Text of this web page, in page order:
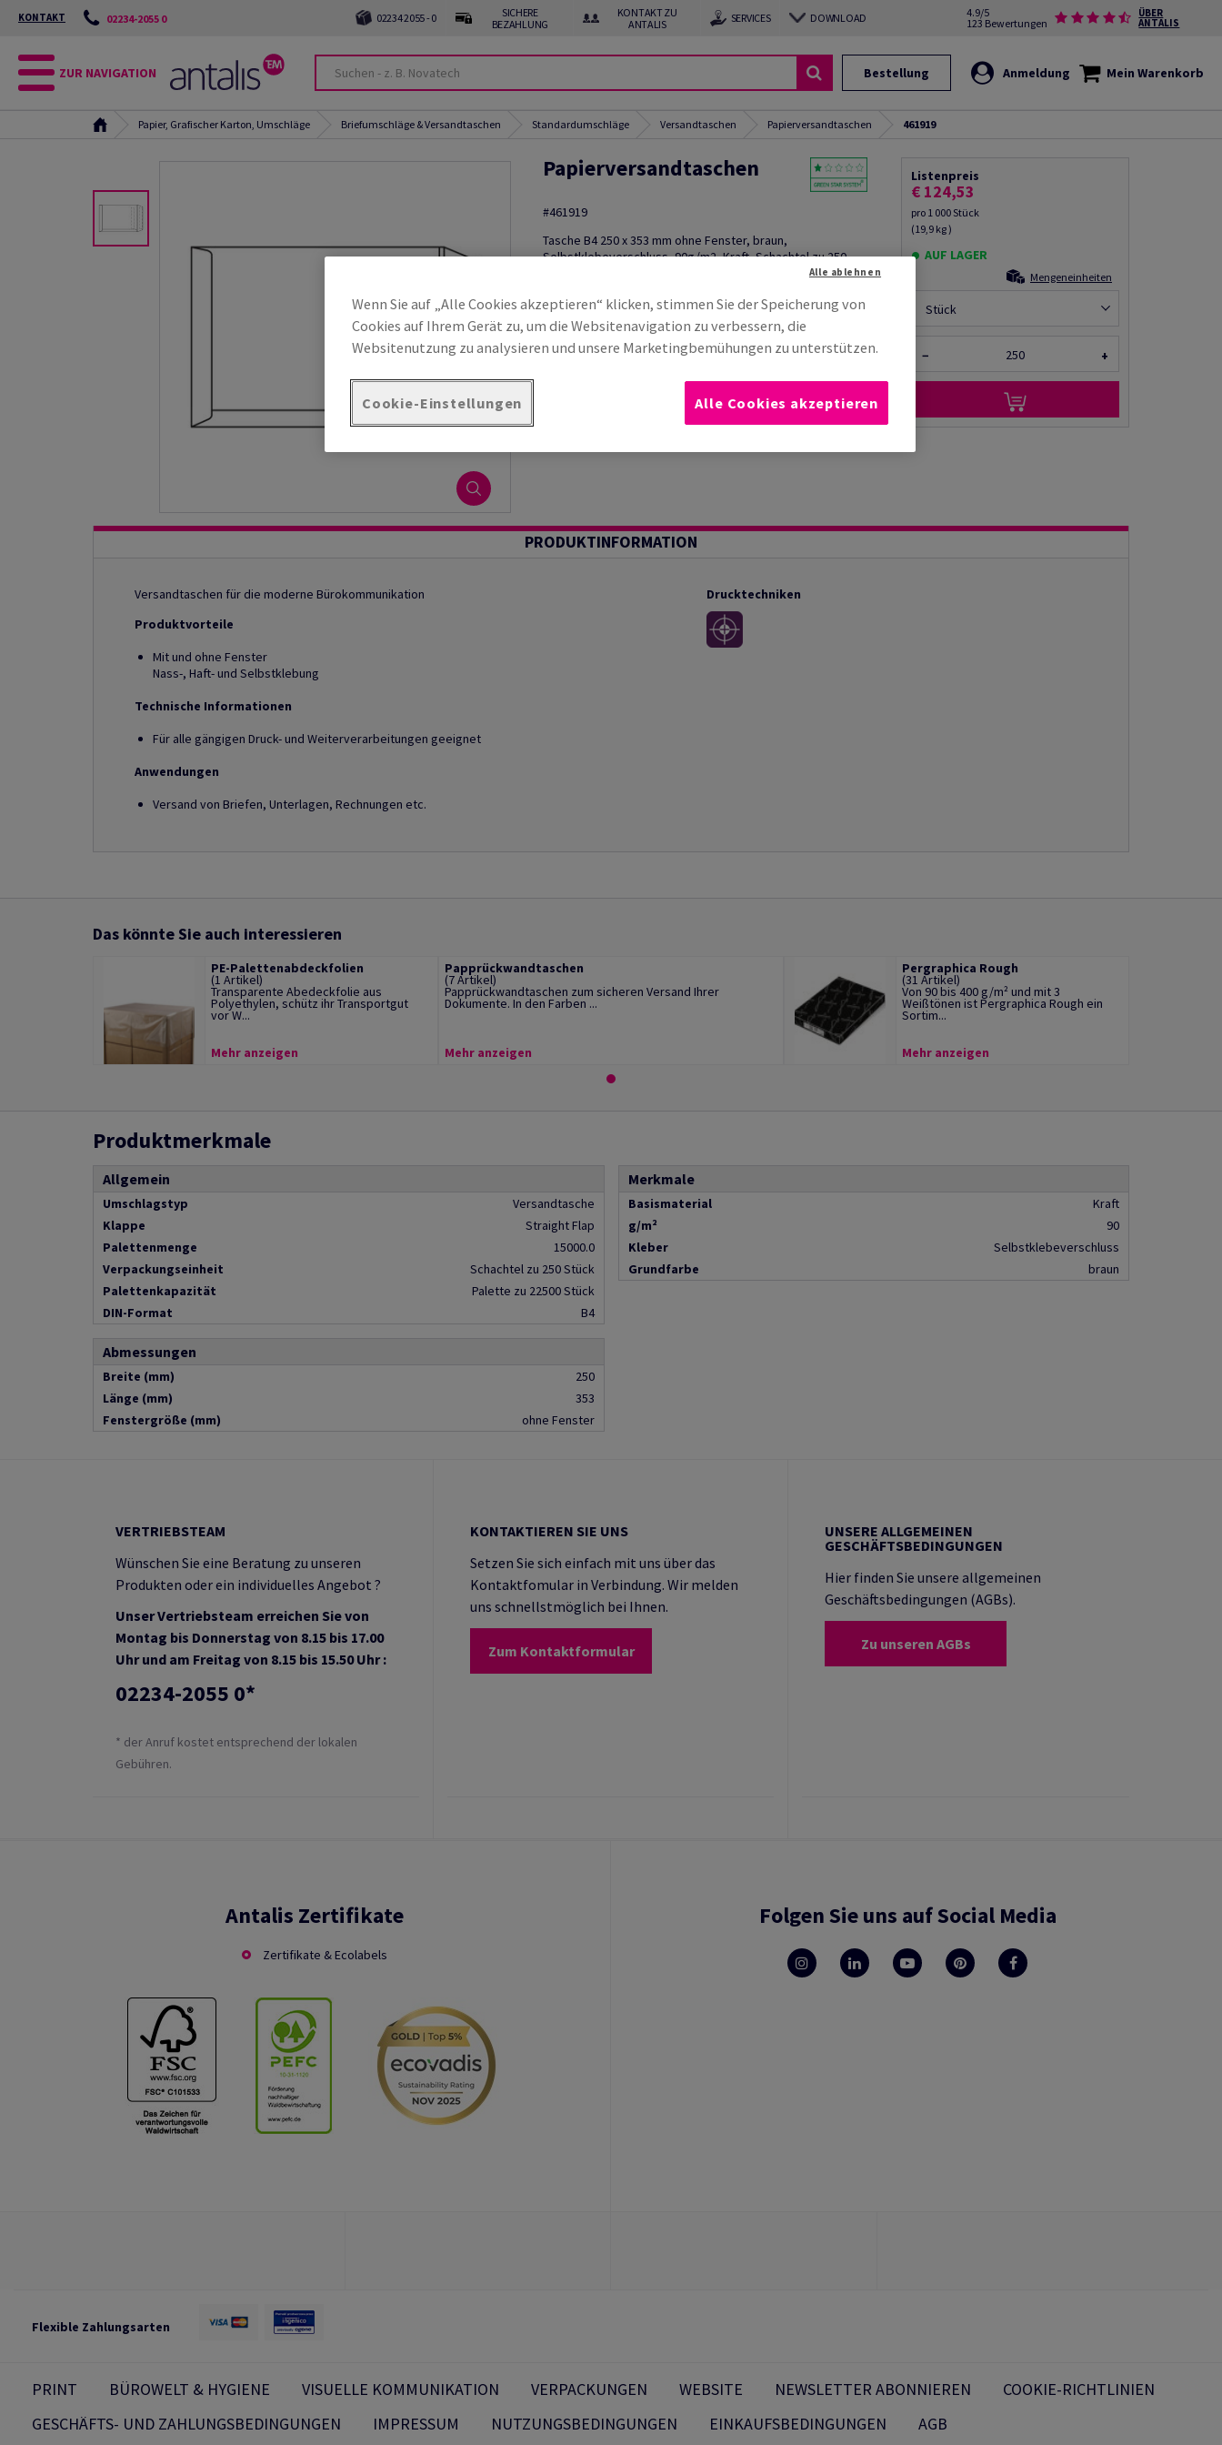
KONTAKT 02234-2055 0 02234 2055 - 0
SICHERE
BEZAHLUNG
KONTAKT ZU
ANTALIS
SERVICES DOWNLOAD
4.9/5
123 Bewertungen
ÜBER
ANTALIS
ZUR NAVIGATION Bestellung Anmeldung Mein Warenkorb
Papier, Grafischer Karton, Umschläge Briefumschläge & Versandtaschen Standardumschläge Versandtaschen Papierversandtaschen 461919
Papierversandtaschen
#461919
Tasche B4 250 x 353 mm ohne Fenster, braun,
Selbstklebeverschluss, 90g/m2, Kraft, Schachtel zu 250
Produktinformation
Produkt weiterempfehlen
Listenpreis
€ 124,53
pro 1 000 Stück
(19,9 kg )
AUF LAGER
Mengeneinheiten
Stück
− +
PRODUKTINFORMATION
Versandtaschen für die moderne Bürokommunikation
Produktvorteile
Mit und ohne Fenster
Nass-, Haft- und Selbstklebung
Technische Informationen
Für alle gängigen Druck- und Weiterverarbeitungen geeignet
Anwendungen
Versand von Briefen, Unterlagen, Rechnungen etc.
Drucktechniken
Das könnte Sie auch interessieren
PE-Palettenabdeckfolien
(1 Artikel)
Transparente Abedeckfolie aus
Polyethylen, schütz ihr Transportgut
vor W...
Mehr anzeigen
Papprückwandtaschen
(7 Artikel)
Papprückwandtaschen zum sicheren Versand Ihrer
Dokumente. In den Farben ...
Mehr anzeigen
Pergraphica Rough
(31 Artikel)
Von 90 bis 400 g/m² und mit 3
Weißtönen ist Pergraphica Rough ein
Sortim...
Mehr anzeigen
Produktmerkmale
Allgemein
Umschlagstyp
Versandtasche
Klappe
Straight Flap
Palettenmenge
15000.0
Verpackungseinheit
Schachtel zu 250 Stück
Palettenkapazität
Palette zu 22500 Stück
DIN-Format
B4
Abmessungen
Breite (mm)
250
Länge (mm)
353
Fenstergröße (mm)
ohne Fenster
Merkmale
Basismaterial
Kraft
g/m²
90
Kleber
Selbstklebeverschluss
Grundfarbe
braun
VERTRIEBSTEAM
Wünschen Sie eine Beratung zu unseren
Produkten oder ein individuelles Angebot ?
Unser Vertriebsteam erreichen Sie von
Montag bis Donnerstag von 8.15 bis 17.00
Uhr und am Freitag von 8.15 bis 15.50 Uhr :
02234-2055 0*
* der Anruf kostet entsprechend der lokalen
Gebühren.
KONTAKTIEREN SIE UNS
Setzen Sie sich einfach mit uns über das
Kontaktfomular in Verbindung. Wir melden
uns schnellstmöglich bei Ihnen.
Zum Kontaktformular
UNSERE ALLGEMEINEN
GESCHÄFTSBEDINGUNGEN
Hier finden Sie unsere allgemeinen
Geschäftsbedingungen (AGBs).
Zu unseren AGBs
Antalis Zertifikate
Zertifikate & Ecolabels
Folgen Sie uns auf Social Media
Flexible Zahlungsarten
PRINT BÜROWELT & HYGIENE VISUELLE KOMMUNIKATION VERPACKUNGEN WEBSITE NEWSLETTER ABONNIEREN
COOKIE-RICHTLINIEN
GESCHÄFTS- UND ZAHLUNGSBEDINGUNGEN
IMPRESSUM NUTZUNGSBEDINGUNGEN EINKAUFSBEDINGUNGEN AGB
Wenn Sie auf „Alle Cookies akzeptieren“ klicken, stimmen Sie der Speicherung von
Cookies auf Ihrem Gerät zu, um die Websitenavigation zu verbessern, die
Websitenutzung zu analysieren und unsere Marketingbemühungen zu unterstützen.
Cookie-Einstellungen
Alle ablehnen
Alle Cookies akzeptieren